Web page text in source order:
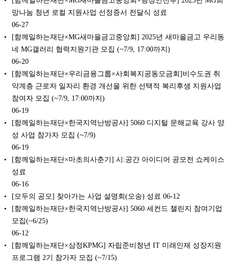
망나눔 청년 로컬 지원사업 선정증서 전달식 성료
06-27
[함께일하는재단×MG새마을금고중앙회] 2025년 새마을금고 우리동
네 MG갤러리 협력지원기관 모집 (~7/9, 17:00까지)
06-20
[함께일하는재단×우리금융그룹×사회복지공동모금회]비수도권 취
약계층 근로자 일자리 환경 개선을 위한 선택적 복리후생 지원사업
참여자 모집 (~7/9, 17:00까지)
06-19
[함께일하는재단×한국지역난방공사] 5060 디지털 문해교육 강사 양
성 사업 참가자 모집 (~7/9)
06-19
[함께일하는재단×마초의사춘기] 시:공간 아이디어 공모전 쇼케이스
성료
06-16
[모두의 공모] 찾아가는 사업 설명회(오송) 성료 06-12
[함께일하는재단×한국지역난방공사] 5060 세컨드 챌린지 참여기업
모집(~6/25)
06-12
[함께일하는재단×삼정KPMG] 자립준비청년 IT 미래인재 성장지원
프로그램 2기 참가자 모집 (~7/15)